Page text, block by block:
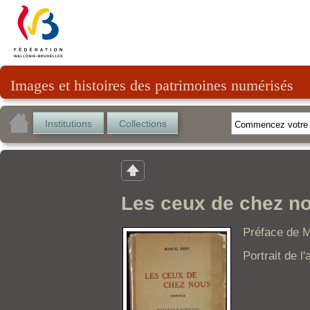
Images et histoires des patrimoines numérisés
Institutions Collections
Les ceux de chez
Préface de
Portrait de